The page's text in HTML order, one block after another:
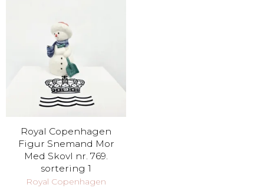
Royal Copenhagen
Figur Snemand Mor
Med Skovl nr. 769.
sortering 1
Royal Copenhagen